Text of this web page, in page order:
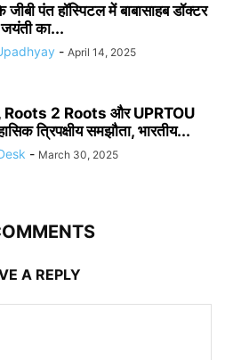
जीबी पंत हॉस्पिटल में बाबासाहब डॉक्टर
जयंती का...
- April 14, 2025
Roots 2 Roots और UPRTOU
त्रिपक्षीय समझौता, भारतीय...
- March 30, 2025
A REPLY